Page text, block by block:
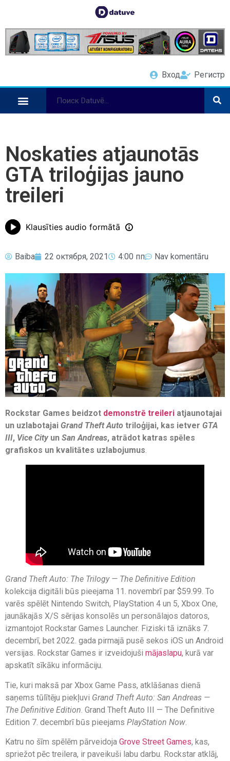
Вход Регистр
Noskaties atjaunotās
GTA triloģijas jauno
treileri
Klausīties audio formātā
Baiba 22 октября, 2021 4:00 пп Nav komentāru
Rockstar Games beidzot demonstrē treileri atjaunotajai
un uzlabotajai Grand Theft Auto triloģijai, kas ietver GTA
III, Vice Cityun San Andreas, atrādot katras spēles
grafiskos un kvalitātes uzlabojumus
Grand Theft Auto: The Trilogy — The Definitive Edition
kolekcija digitāli būs pieejama 11. novembrī par $59.99. To
varēs spēlēt Nintendo Switch, PlayStation 4 un 5, Xbox One,
jaunākajās X/S sērijas konsolēs un personālajos datoros,
izmantojot Rockstar Games Launcher. Fiziski tā iznāks 7.
decembrī, bet 2022. gada pirmajā pusē sekos iOS un Android
versijas. Rockstar Games ir izveidojuši mājaslapu, kurā var
apskatīt sīkāku informāciju.
Tie, kuri maksā par Xbox Game Pass, atklāšanas dienā
saņems tūlītēju piekļuvi Grand Theft Auto: San Andreas —
The Definitive Edition. Grand Theft Auto III — The Definitive
Edition 7. decembrī būs pieejams PlayStation Now.
Katru no šīm spēlēm pārveidoja Grove Street Games, kas,
spriežot pēc treilera, ir paveikuši labu darbu. Rockstar atklāj,